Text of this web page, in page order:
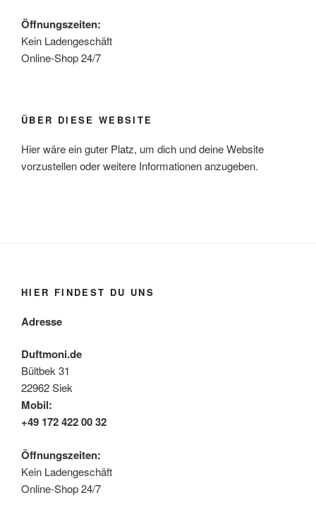
Öffnungszeiten:
Kein Ladengeschäft
Online-Shop 24/7
ÜBER DIESE WEBSITE
Hier wäre ein guter Platz, um dich und deine Website
vorzustellen oder weitere Informationen anzugeben.
HIER FINDEST DU UNS
Adresse
Duftmoni.de
Bültbek 31
22962 Siek
Mobil:
+49 172 422 00 32
Öffnungszeiten:
Kein Ladengeschäft
Online-Shop 24/7